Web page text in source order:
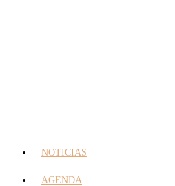
NOTICIAS
AGENDA